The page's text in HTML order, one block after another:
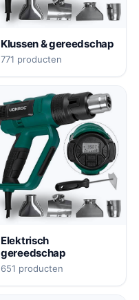
Klussen & gereedschap
771 producten
Elektrisch
gereedschap
651 producten